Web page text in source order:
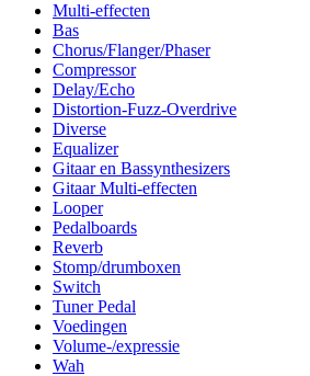
Multi-effecten
Bas
Chorus/Flanger/Phaser
Compressor
Delay/Echo
Distortion-Fuzz-Overdrive
Diverse
Equalizer
Gitaar en Bassynthesizers
Gitaar Multi-effecten
Looper
Pedalboards
Reverb
Stomp/drumboxen
Switch
Tuner Pedal
Voedingen
Volume-/expressie
Wah